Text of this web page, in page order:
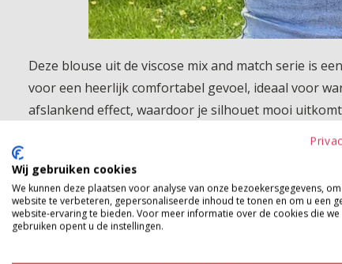
Deze blouse uit de viscose mix and match serie is
voor een heerlijk comfortabel gevoel, ideaal voor
afslankend effect, waardoor je silhouet mooi
vrouwelijke touch. Perfect te combineren met de
Product kenmerken
Betaalinformatie
Wij gebruiken cookies
We kunnen deze plaatsen voor analyse van onze bezoekersgegevens,
website te verbeteren, gepersonaliseerde inhoud te tonen en om u een
website-ervaring te bieden. Voor meer informatie over de cookies die we
gebruiken opent u de instellingen.